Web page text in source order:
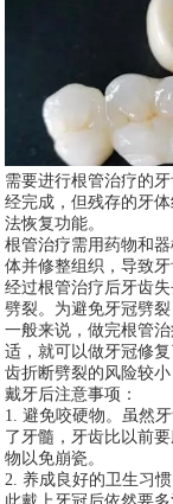
需要进行根管治疗的
经完成，但残存的牙
法恢复功能。
根管治疗需用药物和
体并修整组织，导致
经过根管治疗后牙齿
劈裂。为避免牙冠劈
一般来说，做完根管
适，就可以做牙冠修
齿折断劈裂的风险较
戴牙后注意事项：
1. 避免咬硬物。虽然
了牙髓，牙齿比以前
物以免崩瓷。
2. 养成良好的卫生习